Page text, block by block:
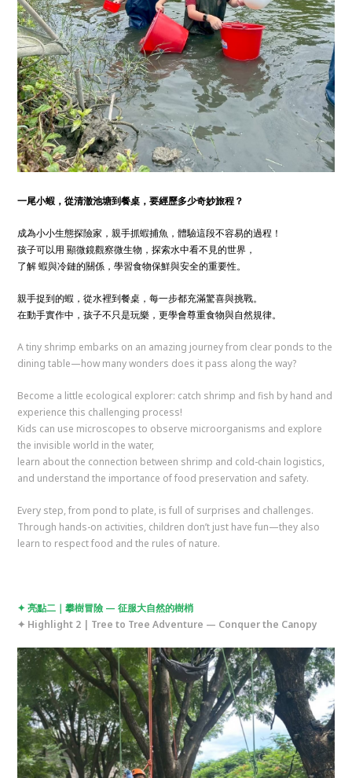
一尾小蝦，從清澈池塘到餐桌，要經歷多少奇妙旅程？
成為小小生態探險家，親手抓蝦捕魚，體驗這段不容易的過程！
孩子可以用 顯微鏡觀察微生物，探索水中看不見的世界，
了解 蝦與冷鏈的關係，學習食物保鮮與安全的重要性。
親手捉到的蝦，從水裡到餐桌，每一步都充滿驚喜與挑戰。
在動手實作中，孩子不只是玩樂，更學會尊重食物與自然規律。
A tiny shrimp embarks on an amazing journey from clear ponds to the
dining table—how many wonders does it pass along the way?
Become a little ecological explorer: catch shrimp and fish by hand and
experience this challenging process!
Kids can use microscopes to observe microorganisms and explore
the invisible world in the water,
learn about the connection between shrimp and cold-chain logistics,
and understand the importance of food preservation and safety.
Every step, from pond to plate, is full of surprises and challenges.
Through hands-on activities, children don’t just have fun—they also
learn to respect food and the rules of nature.
✦ 亮點二｜攀樹冒險 — 征服大自然的樹梢
✦ Highlight 2 | Tree to Tree Adventure — Conquer the Canopy